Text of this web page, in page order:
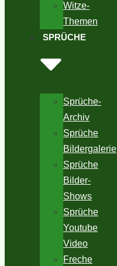
Witze-
Themen
SPRÜCHE
Sprüche-
Archiv
Sprüche
Bildergalerie
Sprüche
Bilder-
Shows
Sprüche
Youtube
Video
Freche